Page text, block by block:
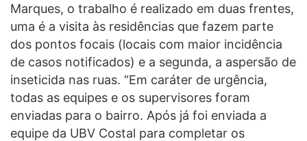
Marques, o trabalho é realizado em duas frentes,
uma é a visita às residências que fazem parte
dos pontos focais (locais com maior incidência
de casos notificados) e a segunda, a aspersão de
inseticida nas ruas. “Em caráter de urgência,
todas as equipes e os supervisores foram
enviadas para o bairro. Após já foi enviada a
equipe da UBV Costal para completar os